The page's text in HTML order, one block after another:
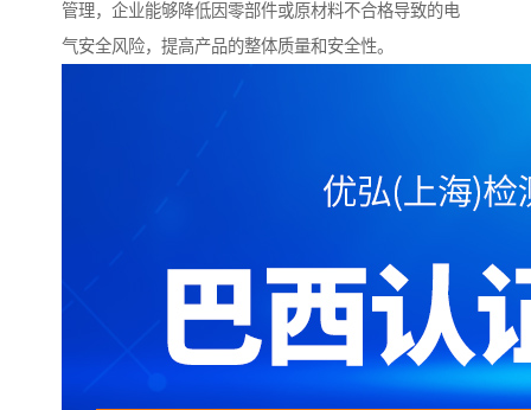
管理，企业能够降低因零部件或原材料不合格导致的电
气安全风险，提高产品的整体质量和安全性。